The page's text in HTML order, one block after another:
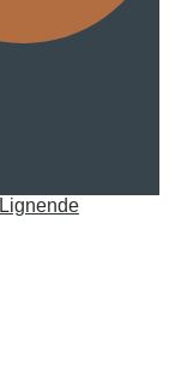
Lignende